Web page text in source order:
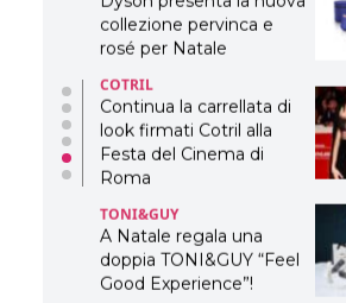
collezione pervinca e
rosé per Natale
COTRIL
Continua la carrellata di
look firmati Cotril alla
Festa del Cinema di
Roma
TONI&GUY
A Natale regala una
doppia TONI&GUY “Feel
Good Experience”!